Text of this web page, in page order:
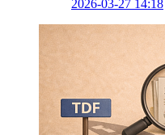
2026-03-27 14:18